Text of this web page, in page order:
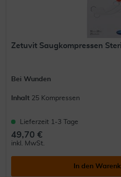
Zetuvit Saugkompressen
Bei Wunden
Inhalt 25 Kompressen
Lieferzeit 1-3 Tage
49,70 €
inkl. MwSt.
In den